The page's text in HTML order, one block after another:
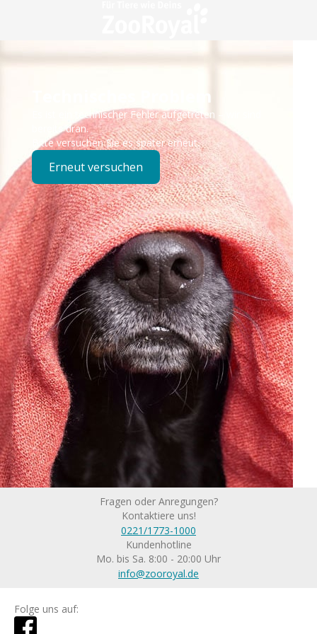
Technisches Problem
Es ist ein technischer Fehler aufgetreten – wir sind
bereits dran.
Bitte versuchen Sie es später erneut.
Erneut versuchen
Fragen oder Anregungen?
Kontaktiere uns!
0221/1773-1000
Kundenhotline
Mo. bis Sa. 8:00 - 20:00 Uhr
info@zooroyal.de
Folge uns auf: